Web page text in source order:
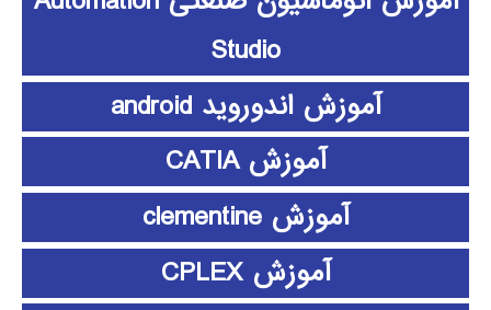
Studio
آموزش اندوروید android
آموزش CATIA
آموزش clementine
آموزش CPLEX